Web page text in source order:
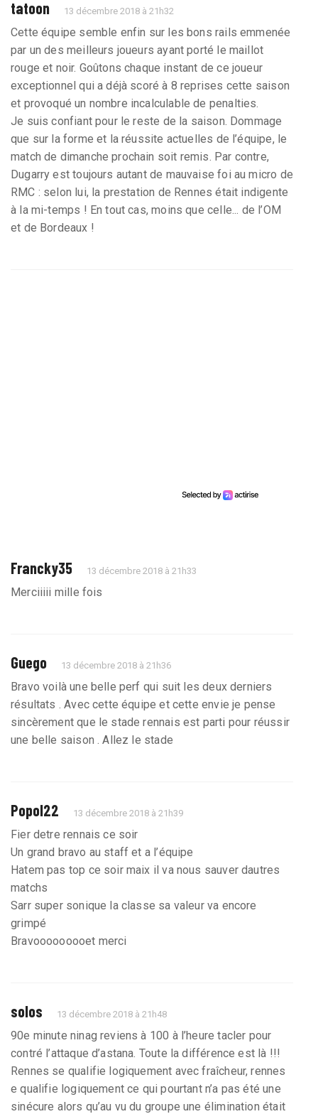
tatoon 13 décembre 2018 à 21h32
Cette équipe semble enfin sur les bons rails emmenée
par un des meilleurs joueurs ayant porté le maillot
rouge et noir. Goûtons chaque instant de ce joueur
exceptionnel qui a déjà scoré à 8 reprises cette saison
et provoqué un nombre incalculable de penalties.
Je suis confiant pour le reste de la saison. Dommage
que sur la forme et la réussite actuelles de l’équipe, le
match de dimanche prochain soit remis. Par contre,
Dugarry est toujours autant de mauvaise foi au micro de
RMC : selon lui, la prestation de Rennes était indigente
à la mi-temps ! En tout cas, moins que celle... de l’OM
et de Bordeaux !
Francky35 13 décembre 2018 à 21h33
Merciiiii mille fois
Guego 13 décembre 2018 à 21h36
Bravo voilà une belle perf qui suit les deux derniers
résultats . Avec cette équipe et cette envie je pense
sincèrement que le stade rennais est parti pour réussir
une belle saison . Allez le stade
Popol22 13 décembre 2018 à 21h39
Fier detre rennais ce soir
Un grand bravo au staff et a l’équipe
Hatem pas top ce soir maix il va nous sauver dautres
matchs
Sarr super sonique la classe sa valeur va encore
grimpé
Bravooooooooet merci
solos 13 décembre 2018 à 21h48
90e minute ninag reviens à 100 à l’heure tacler pour
contré l’attaque d’astana. Toute la différence est là !!!
Rennes se qualifie logiquement avec fraîcheur, rennes
e qualifie logiquement ce qui pourtant n’a pas été une
sinécure alors qu’au vu du groupe une élimination était